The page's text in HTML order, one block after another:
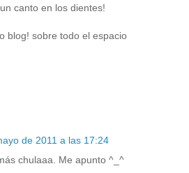
canto en los dientes!
blog! sobre todo el espacio
de 2011 a las 17:24
chulaaa. Me apunto ^_^